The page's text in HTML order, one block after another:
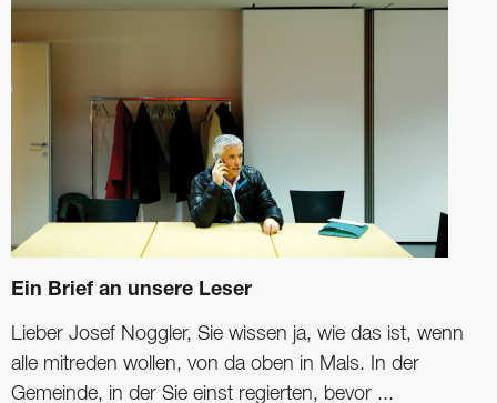
Ein Brief an unsere Leser
Lieber Josef Noggler, Sie wissen ja, wie das ist, wenn
alle mitreden wollen, von da oben in Mals. In der
Gemeinde, in der Sie einst regierten, bevor ...